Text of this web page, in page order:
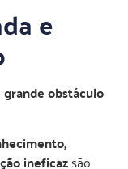
e
grande obstáculo
ineficazsão